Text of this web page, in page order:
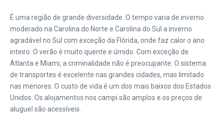
É uma região de grande diversidade. O tempo varia de inverno
moderado na Carolina do Norte e Carolina do Sul a inverno
agradável no Sul com exceção da Flórida, onde faz calor o ano
inteiro. O verão é muito quente e úmido. Com exceção de
Atlanta e Miami, a criminalidade não é preocupante. O sistema
de transportes é excelente nas grandes cidades, mas limitado
nas menores. O custo de vida é um dos mais baixos dos Estados
Unidos. Os alojamentos nos campi são amplos e os preços de
aluguel são acessíveis.